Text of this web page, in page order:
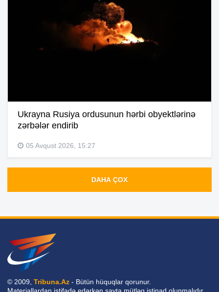
Ukrayna Rusiya ordusunun hərbi obyektlərinə
zərbələr endirib
05 Avqust 2026, 15:27
DAHA ÇOX
© 2009, Tribuna.Az - Bütün hüquqlar qorunur.